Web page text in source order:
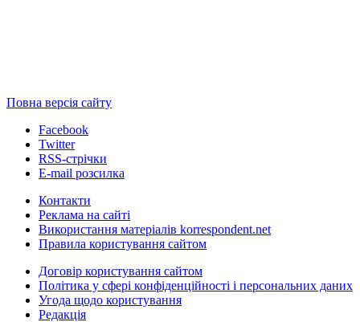
Повна версія сайту
Facebook
Twitter
RSS-стрічки
E-mail розсилка
Контакти
Реклама на сайті
Використання матеріалів korrespondent.net
Правила користування сайтом
Договір користування сайтом
Політика у сфері конфіденційності і персональних даних
Угода щодо користування
Редакція